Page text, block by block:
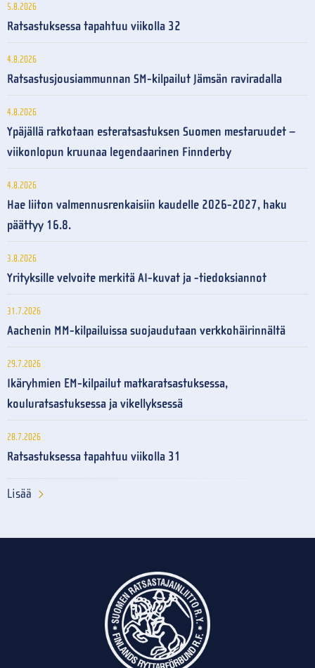
5.8.2026
Ratsastuksessa tapahtuu viikolla 32
4.8.2026
Ratsastusjousiammunnan SM-kilpailut Jämsän raviradalla
4.8.2026
Ypäjällä ratkotaan esteratsastuksen Suomen mestaruudet –
viikonlopun kruunaa legendaarinen Finnderby
4.8.2026
Hae liiton valmennusrenkaisiin kaudelle 2026-2027, haku
päättyy 16.8.
3.8.2026
Yrityksille velvoite merkitä AI-kuvat ja -tiedoksiannot
31.7.2026
Aachenin MM-kilpailuissa suojaudutaan verkkohäirinnältä
29.7.2026
Ikäryhmien EM-kilpailut matkaratsastuksessa,
kouluratsastuksessa ja vikellyksessä
28.7.2026
Ratsastuksessa tapahtuu viikolla 31
Lisää